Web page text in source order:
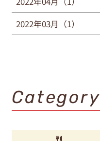
2022年03月（1）
Category